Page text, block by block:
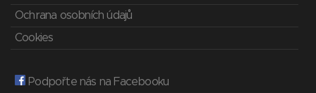
Ochrana osobních údajů
Cookies
Podpořte nás na Facebooku